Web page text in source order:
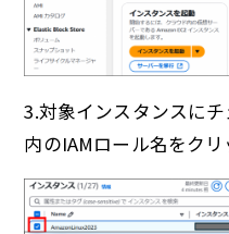
3.対象インスタンスに
内のIAMロール名をクリ